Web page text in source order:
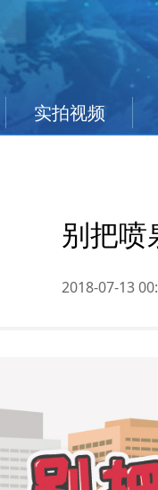
实拍视频
别把喷
2018-07-13